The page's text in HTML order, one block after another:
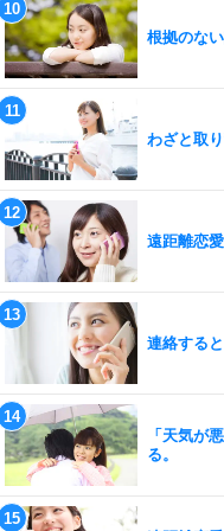
根拠のな
わざと取
遠距離恋
連絡する
「天気が
る。